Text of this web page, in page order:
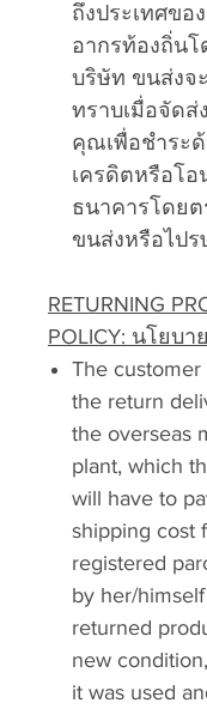
ถึงประเทศขอ
อากรท้องถิ่น
บริษัท ขนส่งจ
ทราบเมื่อจัดส่
คุณเพื่อชำระ
เครดิตหรือโอ
ธนาคารโดย
ขนส่งหรือไป
RETURNING
POLICY: นโยบ
The
the return
the overseas
plant, which
will have to
shipping cost
registered
by her/
returned
new
it was used